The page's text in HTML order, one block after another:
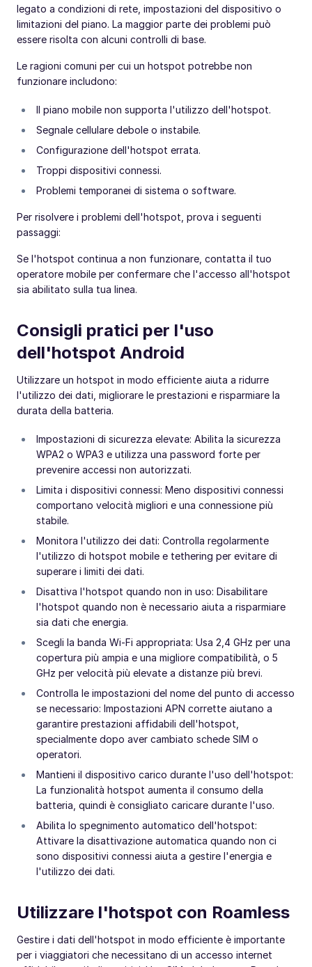
legato a condizioni di rete, impostazioni del dispositivo o
limitazioni del piano. La maggior parte dei problemi può
essere risolta con alcuni controlli di base.
Le ragioni comuni per cui un hotspot potrebbe non
funzionare includono:
Il piano mobile non supporta l'utilizzo dell'hotspot.
Segnale cellulare debole o instabile.
Configurazione dell'hotspot errata.
Troppi dispositivi connessi.
Problemi temporanei di sistema o software.
Per risolvere i problemi dell'hotspot, prova i seguenti
passaggi:
Se l'hotspot continua a non funzionare, contatta il tuo
operatore mobile per confermare che l'accesso all'hotspot
sia abilitato sulla tua linea.
Consigli pratici per l'uso
dell'hotspot Android
Utilizzare un hotspot in modo efficiente aiuta a ridurre
l'utilizzo dei dati, migliorare le prestazioni e risparmiare la
durata della batteria.
Impostazioni di sicurezza elevate: Abilita la sicurezza
WPA2 o WPA3 e utilizza una password forte per
prevenire accessi non autorizzati.
Limita i dispositivi connessi: Meno dispositivi connessi
comportano velocità migliori e una connessione più
stabile.
Monitora l'utilizzo dei dati: Controlla regolarmente
l'utilizzo di hotspot mobile e tethering per evitare di
superare i limiti dei dati.
Disattiva l'hotspot quando non in uso: Disabilitare
l'hotspot quando non è necessario aiuta a risparmiare
sia dati che energia.
Scegli la banda Wi-Fi appropriata: Usa 2,4 GHz per una
copertura più ampia e una migliore compatibilità, o 5
GHz per velocità più elevate a distanze più brevi.
Controlla le impostazioni del nome del punto di accesso
se necessario: Impostazioni APN corrette aiutano a
garantire prestazioni affidabili dell'hotspot,
specialmente dopo aver cambiato schede SIM o
operatori.
Mantieni il dispositivo carico durante l'uso dell'hotspot:
La funzionalità hotspot aumenta il consumo della
batteria, quindi è consigliato caricare durante l'uso.
Abilita lo spegnimento automatico dell'hotspot:
Attivare la disattivazione automatica quando non ci
sono dispositivi connessi aiuta a gestire l'energia e
l'utilizzo dei dati.
Utilizzare l'hotspot con Roamless
Gestire i dati dell'hotspot in modo efficiente è importante
per i viaggiatori che necessitano di un accesso internet